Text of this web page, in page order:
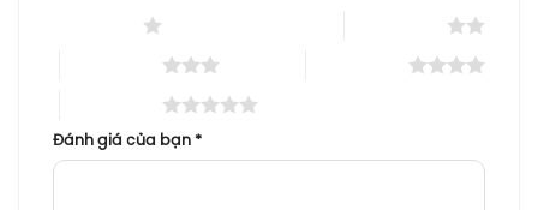
Đánh giá của bạn *